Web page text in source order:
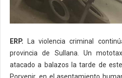
ERP. La violencia criminal
provincia de Sullana. Un
atacado a balazos la tarde de
Porvenir, en el asentamiento